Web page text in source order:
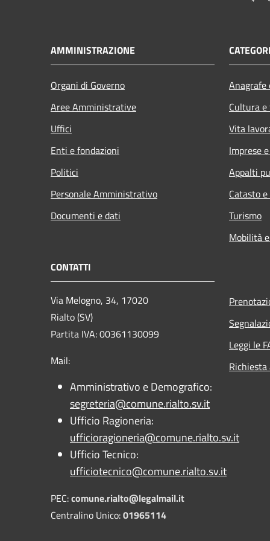
AMMINISTRAZIONE
Organi di Governo
Aree Amministrative
Uffici
Enti e fondazioni
Politici
Personale Amministrativo
Documenti e dati
Cultura
Vita
Imprese
Appalti
Catasto
Turismo
Mobilità
CONTATTI
Via Melogno, 34, 17020
Rialto (SV)
Partita IVA: 00361130099
Mail:
Amministrativo e Demografico:
segreteria@comune.rialto.sv.it
Ufficio Ragioneria:
ufficioragioneria@comune.rialto.sv.it
Ufficio Tecnico:
ufficiotecnico@comune.rialto.sv.it
PEC:comune.rialto@legalmail.it
Centralino Unico:01965114
Leggi le